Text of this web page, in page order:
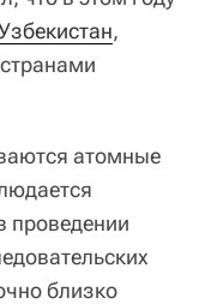
,
атомные
проведении
близко